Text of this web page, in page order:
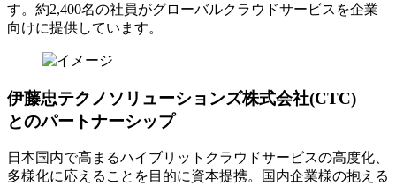
す。約2,400名の社員がグローバルクラウドサービスを企業
向けに提供しています。
伊藤忠テクノソリューションズ株式会社(CTC)
とのパートナーシップ
日本国内で高まるハイブリットクラウドサービスの高度化、
多様化に応えることを目的に資本提携。国内企業様の抱える